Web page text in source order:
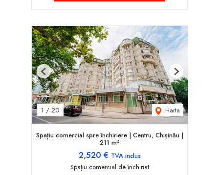
1 / 20 Harta
Previous Next
Spațiu comercial spre închiriere | Centru, Chișinău |
211 m²
2,520 € TVA inclus
Spațiu comercial de închiriat